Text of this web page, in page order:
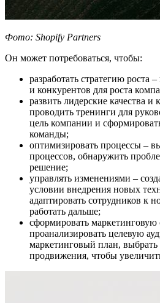
Фото: Shopify Partners
Он может потребоваться, чтобы:
разработать стратегию роста
и конкурентов для роста
развить лидерские качества
проводить тренинги для
цель компании и
команды;
оптимизировать процессы –
процессов, обнаружить
решение;
управлять изменениями –
условии внедрения новых
адаптировать сотрудников к
работать дальше;
сформировать маркетинговую
проанализировать целевую
маркетинговый план,
продвижения, чтобы